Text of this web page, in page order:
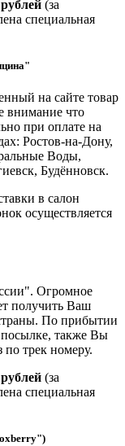
(за
специальная
на сайте товар
внимание что
при оплате на
Ростов-на-Дону,
Воды,
Будённовск.
в салон
осуществляется
Огромное
получить Ваш
По прибытии
посылке, также Вы
по трек номеру.
(за
специальная